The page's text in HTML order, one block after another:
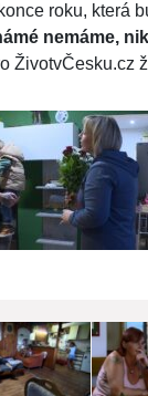
roku, která
nemáme,
ŽivotvČesku.cz